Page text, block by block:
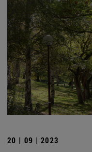
20 | 09 | 2023